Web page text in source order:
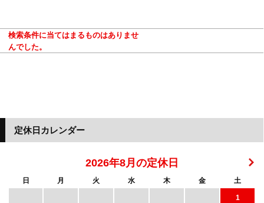
検索条件に当てはまるものはありませ
んでした。
定休日カレンダー
2026年8月の定休日
日 月 火 水 木 金
土
1